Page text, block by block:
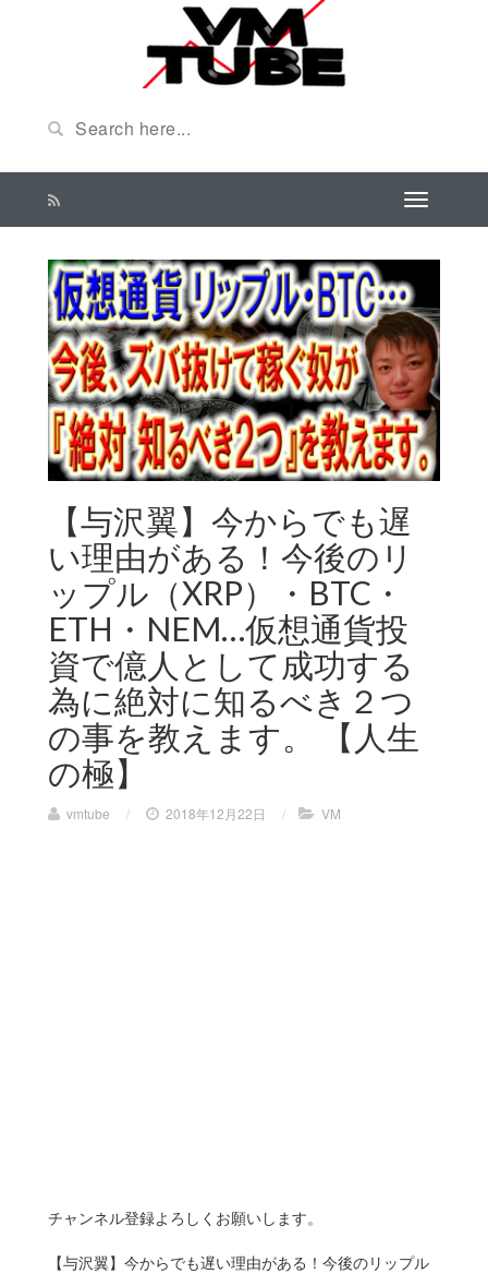
【与沢翼】今からでも遅
い理由がある！今後のリ
ップル（XRP）・BTC・
ETH・NEM…仮想通貨投
資で億人として成功する
為に絶対に知るべき２つ
の事を教えます。 【人生
の極】
vmtube / 2018年12月22日 / VM
チャンネル登録よろしくお願いします。
【与沢翼】今からでも遅い理由がある！今後のリップル